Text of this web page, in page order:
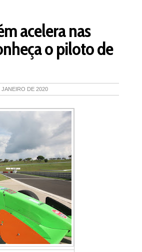
acelera nas
o piloto de
DE 2020